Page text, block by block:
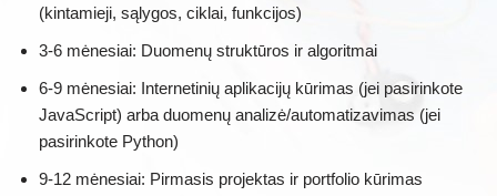
(kintamieji, sąlygos, ciklai, funkcijos)
3-6 mėnesiai: Duomenų struktūros ir algoritmai
6-9 mėnesiai: Internetinių aplikacijų kūrimas (jei pasirinkote
JavaScript) arba duomenų analizė/automatizavimas (jei
pasirinkote Python)
9-12 mėnesiai: Pirmasis projektas ir portfolio kūrimas